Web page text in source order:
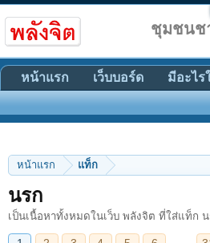
หน้าแรก แท็ก
นรก
เป็นเนื้อหาทั้งหมดในเว็บ พลังจิต ที่ใส่แท็ก น
1 2 3 4 5 6 → 31 ถัดไป >
ชุมชนช
หน้าแรก เว็บบอร์ด มีอะไร